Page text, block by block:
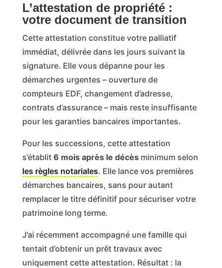
L’attestation de propriété :
votre document de transition
Cette attestation constitue votre palliatif
immédiat, délivrée dans les jours suivant la
signature. Elle vous dépanne pour les
démarches urgentes – ouverture de
compteurs EDF, changement d’adresse,
contrats d’assurance – mais reste insuffisante
pour les garanties bancaires importantes.
Pour les successions, cette attestation
s’établit 6 mois après le décèsminimum selon
les règles notariales. Elle lance vos premières
démarches bancaires, sans pour autant
remplacer le titre définitif pour sécuriser votre
patrimoine long terme.
J’ai récemment accompagné une famille qui
tentait d’obtenir un prêt travaux avec
uniquement cette attestation. Résultat : la